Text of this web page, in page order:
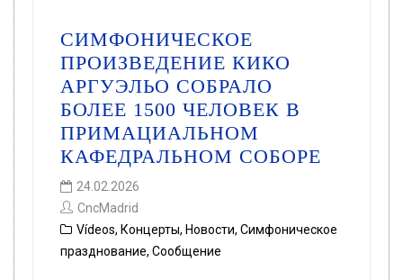
СИМФОНИЧЕСКОЕ
ПРОИЗВЕДЕНИЕ КИКО
АРГУЭЛЬО СОБРАЛО
БОЛЕЕ 1500 ЧЕЛОВЕК В
ПРИМАЦИАЛЬНОМ
КАФЕДРАЛЬНОМ СОБОРЕ
24.02.2026
CncMadrid
Vídeos, Концерты, Новости, Симфоническое
празднование, Сообщение